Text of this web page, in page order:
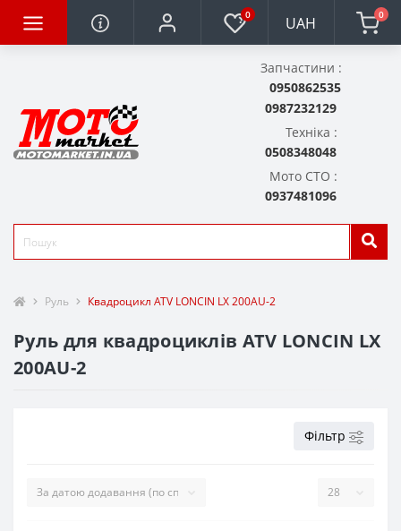
0 UAH 0
Запчастини :
0950862535
0987232129
Техніка :
0508348048
Мото СТО :
0937481096
Руль Квадроцикл ATV LONCIN LX 200AU-2
Руль для квадроциклів ATV LONCIN LX
200AU-2
Фільтр